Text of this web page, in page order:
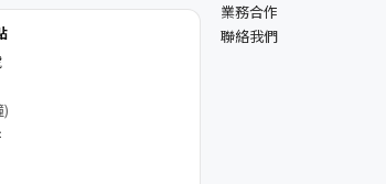
業務合作
聯絡我們